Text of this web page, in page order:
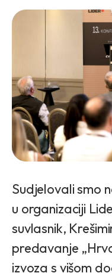
Sudjelovali smo
u organizaciji
suvlasnik,
predavanje
izvoza s višom